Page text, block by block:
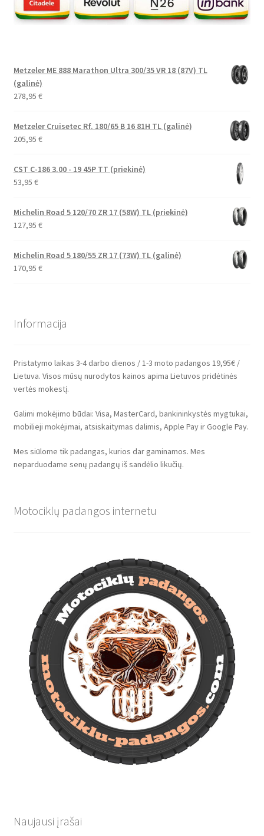
Metzeler ME 888 Marathon Ultra 300/35 VR 18 (87V) TL
(galinė)
278,95 €
Metzeler Cruisetec Rf. 180/65 B 16 81H TL (galinė)
205,95 €
CST C-186 3.00 - 19 45P TT (priekinė)
53,95 €
Michelin Road 5 120/70 ZR 17 (58W) TL (priekinė)
127,95 €
Michelin Road 5 180/55 ZR 17 (73W) TL (galinė)
170,95 €
Informacija
Pristatymo laikas 3-4 darbo dienos / 1-3 moto padangos 19,95€ /
Lietuva. Visos mūsų nurodytos kainos apima Lietuvos pridėtinės
vertės mokestį.
Galimi mokėjimo būdai: Visa, MasterCard, bankininkystės mygtukai,
mobilieji mokėjimai, atsiskaitymas dalimis, Apple Pay ir Google Pay.
Mes siūlome tik padangas, kurios dar gaminamos. Mes
neparduodame senų padangų iš sandėlio likučių.
Motociklų padangos internetu
Naujausi įrašai